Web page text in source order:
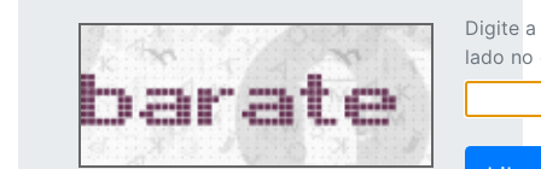
Digite
lado no